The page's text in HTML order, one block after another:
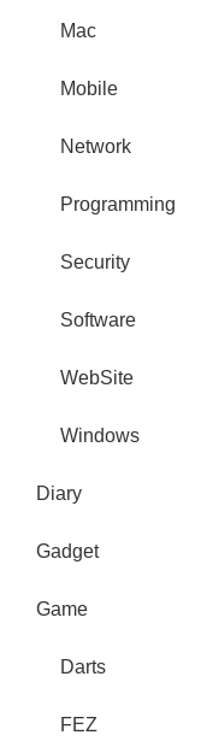
Mac
Mobile
Network
Programming
Security
Software
WebSite
Windows
Diary
Gadget
Game
Darts
FEZ